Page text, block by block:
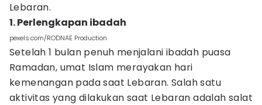
Lebaran.
1. Perlengkapan ibadah
pexels.com/RODNAE Production
Setelah 1 bulan penuh menjalani ibadah puasa
Ramadan, umat Islam merayakan hari
kemenangan pada saat Lebaran. Salah satu
aktivitas yang dilakukan saat Lebaran adalah salat